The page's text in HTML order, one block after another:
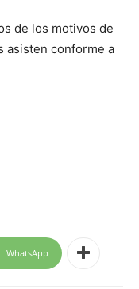
de los motivos de
asisten conforme a
WhatsApp